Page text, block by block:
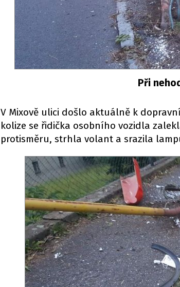
Při
V Mixově ulici došlo aktuálně k
kolize se řidička osobního vozidla
protisměru, strhla volant a srazila